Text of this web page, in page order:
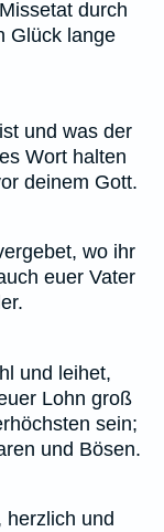
durch
Glück lange
und was der
Wort halten
deinem Gott.
wo ihr
euer Vater
und leihet,
Lohn groß
sein;
und Bösen.
herzlich und